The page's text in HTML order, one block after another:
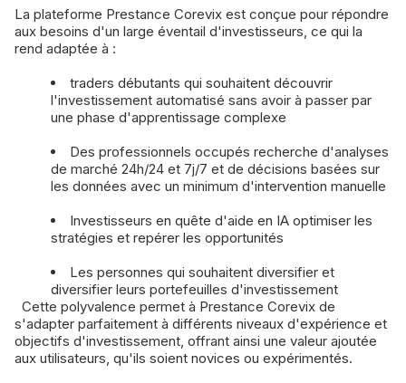
La plateforme Prestance Corevix est conçue pour répondre
aux besoins d'un large éventail d'investisseurs, ce qui la
rend adaptée à :
traders débutants qui souhaitent découvrir
l'investissement automatisé sans avoir à passer par
une phase d'apprentissage complexe
Des professionnels occupés recherche d'analyses
de marché 24h/24 et 7j/7 et de décisions basées sur
les données avec un minimum d'intervention manuelle
Investisseurs en quête d'aide en IA optimiser les
stratégies et repérer les opportunités
Les personnes qui souhaitent diversifier et
diversifier leurs portefeuilles d'investissement
Cette polyvalence permet à Prestance Corevix de
s'adapter parfaitement à différents niveaux d'expérience et
objectifs d'investissement, offrant ainsi une valeur ajoutée
aux utilisateurs, qu'ils soient novices ou expérimentés.